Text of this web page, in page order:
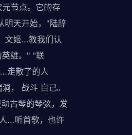
节点。它的存
明天开始，"陆辞
文姬...教我们认
雄。" "联
走散了的人
， 战斗 自己。
古琴的琴弦，发
...听首歌，也许